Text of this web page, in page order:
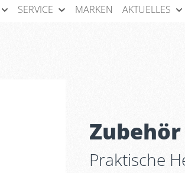
SERVICE MARKEN AKTUELLES
Praktische